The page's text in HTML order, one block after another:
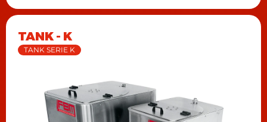
TANK - K
TANK SERIE K